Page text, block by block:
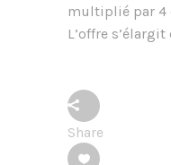
multiplié par 4
L’offre
Share